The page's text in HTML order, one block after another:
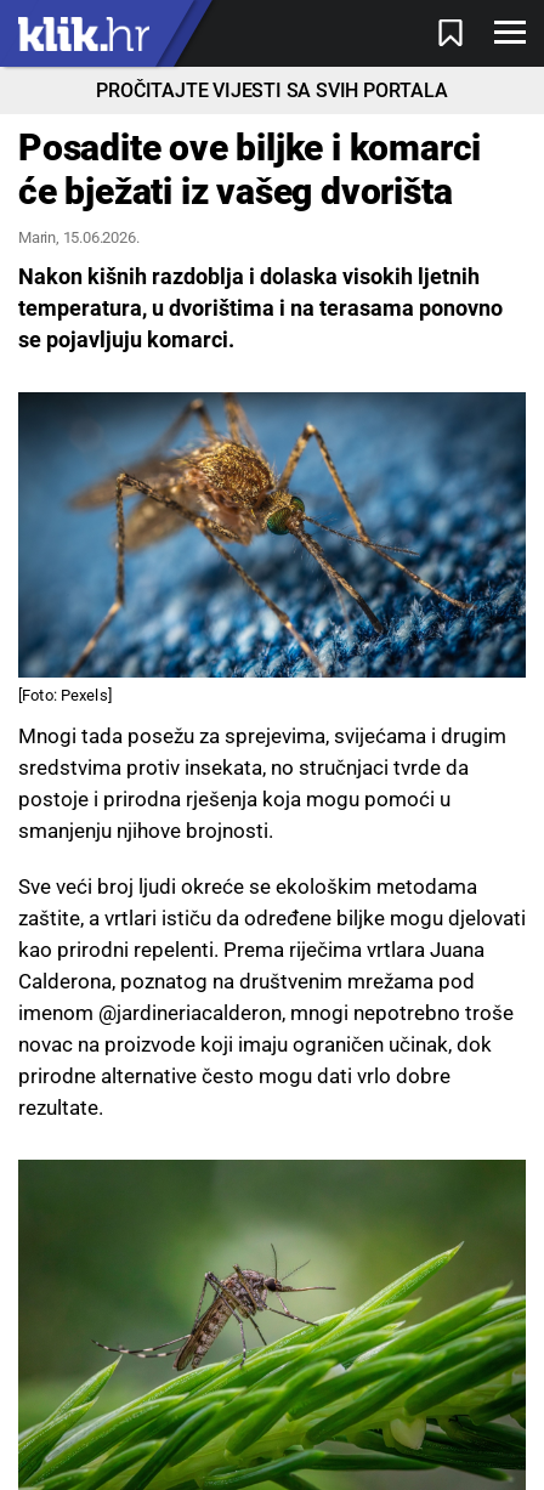
PROČITAJTE VIJESTI SA SVIH PORTALA
Posadite ove biljke i komarci
će bježati iz vašeg dvorišta
Marin, 15.06.2026.
Nakon kišnih razdoblja i dolaska visokih ljetnih
temperatura, u dvorištima i na terasama ponovno
se pojavljuju komarci.
[Foto: Pexels]
Mnogi tada posežu za sprejevima, svijećama i drugim
sredstvima protiv insekata, no stručnjaci tvrde da
postoje i prirodna rješenja koja mogu pomoći u
smanjenju njihove brojnosti.
Sve veći broj ljudi okreće se ekološkim metodama
zaštite, a vrtlari ističu da određene biljke mogu djelovati
kao prirodni repelenti. Prema riječima vrtlara Juana
Calderona, poznatog na društvenim mrežama pod
imenom @jardineriacalderon, mnogi nepotrebno troše
novac na proizvode koji imaju ograničen učinak, dok
prirodne alternative često mogu dati vrlo dobre
rezultate.